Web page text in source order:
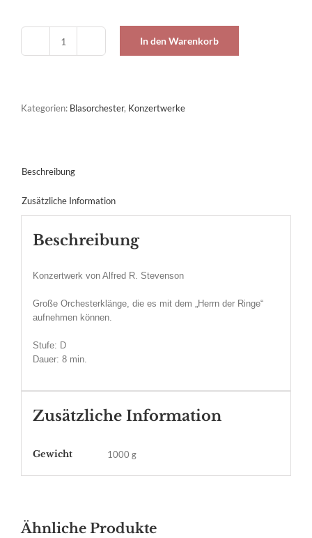
Avalon
In den Warenkorb
Kategorien: Blasorchester, Konzertwerke
Beschreibung
Zusätzliche Information
Beschreibung
Konzertwerk von Alfred R. Stevenson
Große Orchesterklänge, die es mit dem „Herrn der Ringe“
aufnehmen können.
Stufe: D
Dauer: 8 min.
Zusätzliche Information
Gewicht 1000 g
Ähnliche Produkte